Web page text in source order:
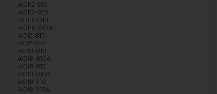
AOF2-910
AOF2-929
AOF8-910
AOF8-910A
AOI2-815
AOI2-910
AOI8-810
AOI8-810A
AOI8-815
AOI8-815A
AOI8-910
AOI8-910A